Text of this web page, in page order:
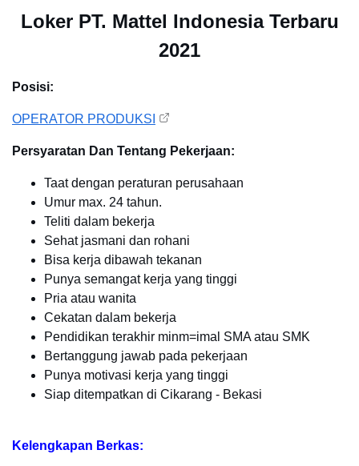
Loker PT. Mattel Indonesia Terbaru
2021
Posisi:
OPERATOR PRODUKSI
Persyaratan Dan Tentang Pekerjaan:
Taat dengan peraturan perusahaan
Umur max. 24 tahun.
Teliti dalam bekerja
Sehat jasmani dan rohani
Bisa kerja dibawah tekanan
Punya semangat kerja yang tinggi
Pria atau wanita
Cekatan dalam bekerja
Pendidikan terakhir minm=imal SMA atau SMK
Bertanggung jawab pada pekerjaan
Punya motivasi kerja yang tinggi
Siap ditempatkan di Cikarang - Bekasi
Kelengkapan Berkas: